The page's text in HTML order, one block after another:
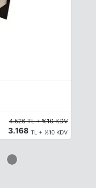
4.526 TL + %10 KDV
3.168 TL + %10 KDV